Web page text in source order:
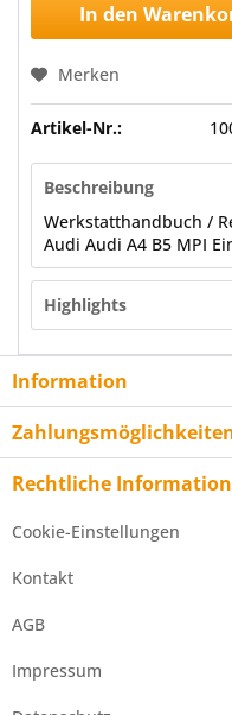
In den
Merken
Artikel-Nr.:
Beschreibung
Werkstatthandbuch /
Audi Audi A4 B5 MPI
Highlights
Information
Rechtliche
Cookie-Einstellungen
Kontakt
AGB
Impressum